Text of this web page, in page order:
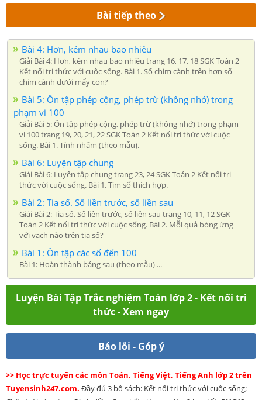
Bài tiếp theo
Bài 4: Hơn, kém nhau bao nhiêu
Giải Bài 4: Hơn, kém nhau bao nhiêu trang 16, 17, 18 SGK Toán 2
Kết nối tri thức với cuộc sống. Bài 1. Số chim cành trên hơn số
chim cành dưới mấy con?
Bài 5: Ôn tập phép cộng, phép trừ (không nhớ) trong
phạm vi 100
Giải Bài 5: Ôn tập phép cộng, phép trừ (không nhớ) trong phạm
vi 100 trang 19, 20, 21, 22 SGK Toán 2 Kết nối tri thức với cuộc
sống. Bài 1. Tính nhẩm (theo mẫu).
Bài 6: Luyện tập chung
Giải Bài 6: Luyện tập chung trang 23, 24 SGK Toán 2 Kết nối tri
thức với cuộc sống. Bài 1. Tìm số thích hợp.
Bài 2: Tia số. Số liền trước, số liền sau
Giải Bài 2: Tia số. Số liền trước, số liền sau trang 10, 11, 12 SGK
Toán 2 Kết nối tri thức với cuộc sống. Bài 2. Mỗi quả bóng ứng
với vạch nào trên tia số?
Bài 1: Ôn tập các số đến 100
Bài 1: Hoàn thành bảng sau (theo mẫu) ...
Luyện Bài Tập Trắc nghiệm Toán lớp 2 - Kết nối tri
thức - Xem ngay
Báo lỗi - Góp ý
>> Học trực tuyến các môn Toán, Tiếng Việt, Tiếng Anh lớp 2 trên
Tuyensinh247.com. Đầy đủ 3 bộ sách: Kết nối tri thức với cuộc sống;